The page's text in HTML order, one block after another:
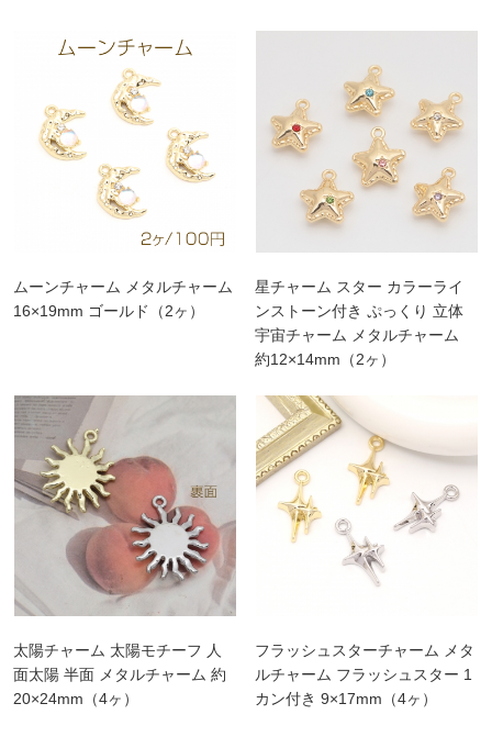
ムーンチャーム メタルチャーム
16×19mm ゴールド（2ヶ）
星チャーム スター カラーライ
ンストーン付き ぷっくり 立体
宇宙チャーム メタルチャーム
約12×14mm（2ヶ）
太陽チャーム 太陽モチーフ 人
面太陽 半面 メタルチャーム 約
20×24mm（4ヶ）
フラッシュスターチャーム メタ
ルチャーム フラッシュスター 1
カン付き 9×17mm（4ヶ）